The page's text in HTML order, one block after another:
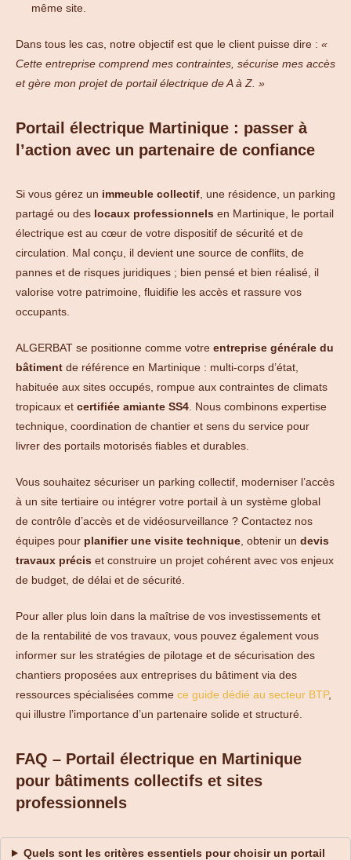
même site.
Dans tous les cas, notre objectif est que le client puisse dire : «
Cette entreprise comprend mes contraintes, sécurise mes accès
et gère mon projet de portail électrique de A à Z. »
Portail électrique Martinique : passer à
l’action avec un partenaire de confiance
Si vous gérez un immeuble collectif , une résidence, un parking
partagé ou des locaux professionnels en Martinique, le portail
électrique est au cœur de votre dispositif de sécurité et de
circulation. Mal conçu, il devient une source de conflits, de
pannes et de risques juridiques ; bien pensé et bien réalisé, il
valorise votre patrimoine, fluidifie les accès et rassure vos
occupants.
ALGERBAT se positionne comme votre entreprise générale du
bâtiment de référence en Martinique : multi-corps d’état,
habituée aux sites occupés, rompue aux contraintes de climats
tropicaux et certifiée amiante SS4 . Nous combinons expertise
technique, coordination de chantier et sens du service pour
livrer des portails motorisés fiables et durables.
Vous souhaitez sécuriser un parking collectif, moderniser l’accès
à un site tertiaire ou intégrer votre portail à un système global
de contrôle d’accès et de vidéosurveillance ? Contactez nos
équipes pour planifier une visite technique , obtenir un devis
travaux précis et construire un projet cohérent avec vos enjeux
de budget, de délai et de sécurité.
Pour aller plus loin dans la maîtrise de vos investissements et
de la rentabilité de vos travaux, vous pouvez également vous
informer sur les stratégies de pilotage et de sécurisation des
chantiers proposées aux entreprises du bâtiment via des
ressources spécialisées comme ce guide dédié au secteur BTP,
qui illustre l’importance d’un partenaire solide et structuré.
FAQ – Portail électrique en Martinique
pour bâtiments collectifs et sites
professionnels
Quels sont les critères essentiels pour choisir un portail